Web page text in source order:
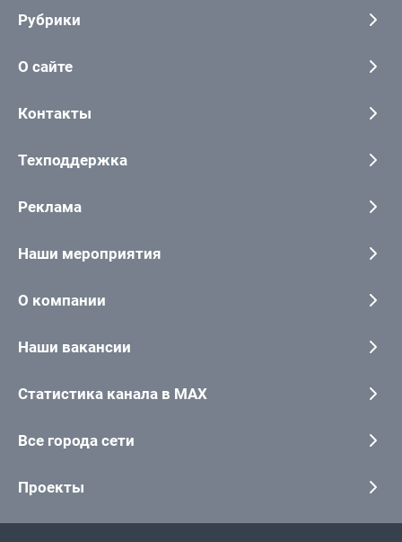
Рубрики
О сайте
Контакты
Техподдержка
Реклама
Наши мероприятия
О компании
Наши вакансии
Статистика канала в MAX
Все города сети
Проекты